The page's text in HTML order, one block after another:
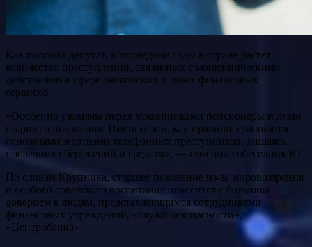
Как пояснил депутат, в последние годы в стране растёт
количество преступлений, связанных с мошенническими
действиями в сфере банковских и иных финансовых
сервисов.
«Особенно уязвимы перед мошенниками пенсионеры и люди
старшего поколения. Именно они, как правило, становятся
основными жертвами телефонных преступников, лишаясь
последних сбережений и средств», — пояснил собеседник RT.
По словам Крупника, старшее поколение из-за мировоззрения
и особого советского воспитания относится с большим
доверием к людям, представляющимся сотрудниками
финансовых учреждений, «служб безопасности»,
«Центробанка».